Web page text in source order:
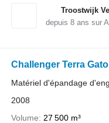
Troostwijk
depuis 8ans sur
Challenger Terra
Matériel d'épandage
2008
Volume
27 500 m³